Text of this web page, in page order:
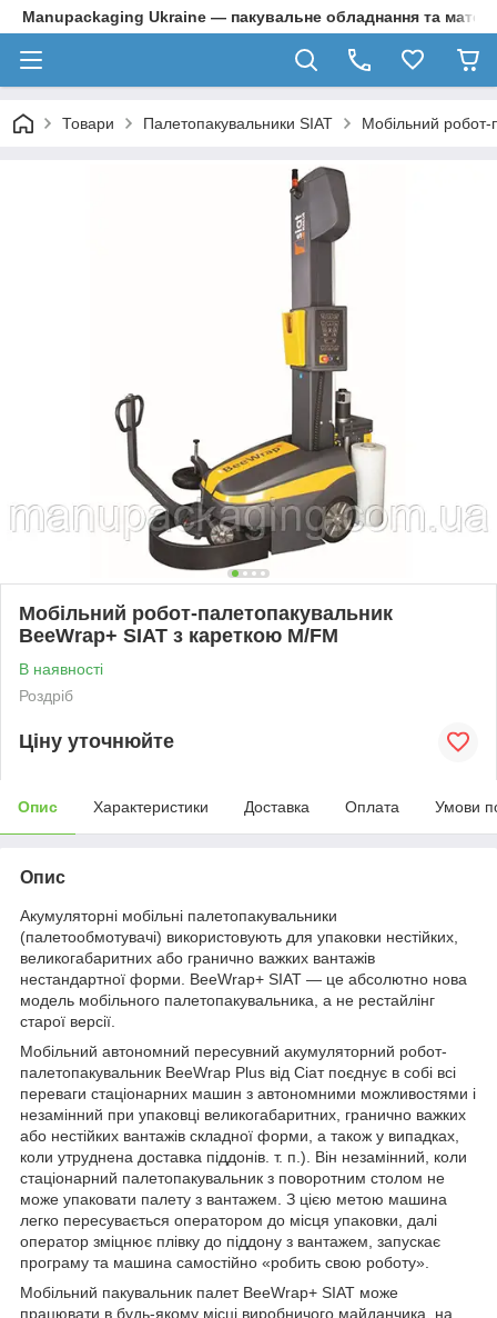
Manupackaging Ukraine — пакувальне обладнання та
Товари Палетопакувальники SIAT Мобільний робот-
Мобільний робот-палетопакувальник
BeeWrap+ SIAT з кареткою M/FM
В наявності
Роздріб
Ціну уточнюйте
Опис Характеристики Доставка Оплата Умови
Опис
Акумуляторні мобільні палетопакувальники
(палетообмотувачі) використовують для упаковки нестійких,
великогабаритних або гранично важких вантажів
нестандартної форми. BeeWrap+ SIAT — це абсолютно нова
модель мобільного палетопакувальника, а не рестайлінг
старої версії.
Мобільний автономний пересувний акумуляторний робот-
палетопакувальник BeeWrap Plus від Сіат поєднує в собі всі
переваги стаціонарних машин з автономними можливостями і
незамінний при упаковці великогабаритних, гранично важких
або нестійких вантажів складної форми, а також у випадках,
коли утруднена доставка піддонів. т. п.). Він незамінний, коли
стаціонарний палетопакувальник з поворотним столом не
може упаковати палету з вантажем. З цією метою машина
легко пересувається оператором до місця упаковки, далі
оператор зміцнює плівку до піддону з вантажем, запускає
програму та машина самостійно «робить свою роботу».
Мобільний пакувальник палет BeeWrap+ SIAT може
працювати в будь-якому місці виробничого майданчика, на